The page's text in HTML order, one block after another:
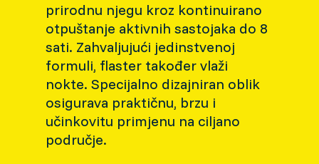
prirodnu njegu kroz kontinuirano
otpuštanje aktivnih sastojaka do 8
sati. Zahvaljujući jedinstvenoj
formuli, flaster također vlaži
nokte. Specijalno dizajniran oblik
osigurava praktičnu, brzu i
učinkovitu primjenu na ciljano
područje.